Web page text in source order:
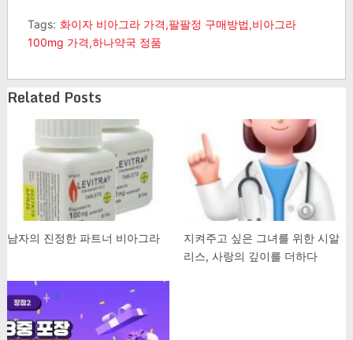
Tags: 화이자 비아그라 가격,팔팔정 구매방법,비아그라
100mg 가격,하나약국 정품
Related Posts
남자의 진정한 파트너 비아그라
지켜주고 싶은 그녀를 위한 시알
리스, 사랑의 깊이를 더하다